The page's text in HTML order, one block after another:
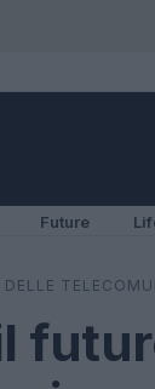
Future